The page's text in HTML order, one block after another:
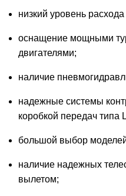
низкий уровень
оснащение мощными
двигателями;
наличие
надежные системы
коробкой передач типа
большой выбор
наличие надежных
вылетом;